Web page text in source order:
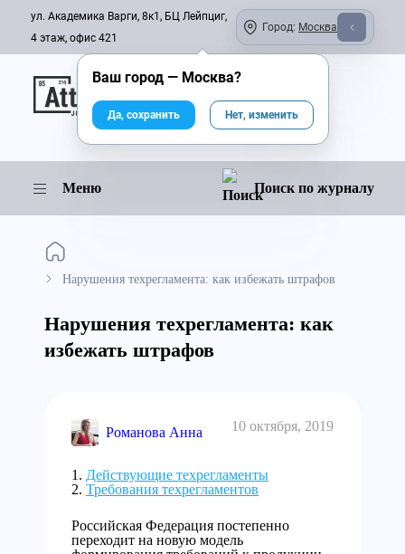
ул. Академика Варги, 8к1, БЦ Лейпциг,
4 этаж, офис 421
Город: Москва
Онлайн-журнал
Меню Поиск по журналу
Нарушения техрегламента: как избежать штрафов
Нарушения техрегламента: как
избежать штрафов
Романова Анна 10 октября, 2019
Действующие техрегламенты
Требования техрегламентов
Российская Федерация постепенно
переходит на новую модель
Ваш город — Москва?
Да, сохранить Нет, изменить